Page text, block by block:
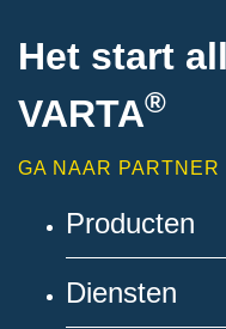
Het start
VARTA®
GA NAAR PARTNER
Producten
Diensten